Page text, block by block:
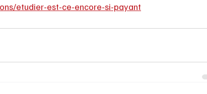
etudier-est-ce-encore-si-payant